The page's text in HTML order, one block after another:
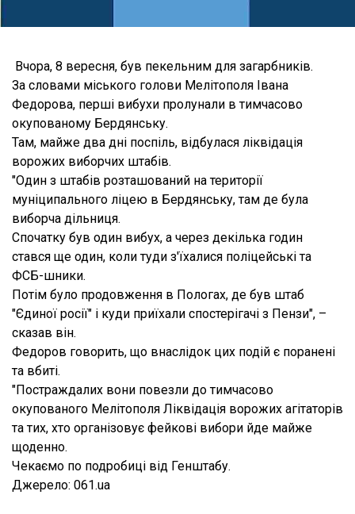
Вчора, 8 вересня, був пекельним для загарбників.
За словами міського голови Мелітополя Івана
Федорова, перші вибухи пролунали в тимчасово
окупованому Бердянську.
Там, майже два дні поспіль, відбулася ліквідація
ворожих виборчих штабів.
"Один з штабів розташований на території
муніципального ліцею в Бердянську, там де була
виборча дільниця.
Спочатку був один вибух, а через декілька годин
стався ще один, коли туди з'їхалися поліцейські та
ФСБ-шники.
Потім було продовження в Пологах, де був штаб
"Єдиної росії" і куди приїхали спостерігачі з Пензи", –
сказав він.
Федоров говорить, що внаслідок цих подій є поранені
та вбиті.
"Постраждалих вони повезли до тимчасово
окупованого Мелітополя Ліквідація ворожих агітаторів
та тих, хто організовує фейкові вибори йде майже
щоденно.
Чекаємо по подробиці від Генштабу.
Джерело: 061.ua